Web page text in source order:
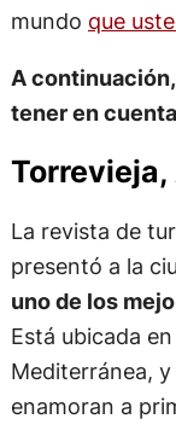
mundo que
A
tener en
La revista de
presentó a la
uno de los
Está ubicada
Mediterránea,
enamoran a